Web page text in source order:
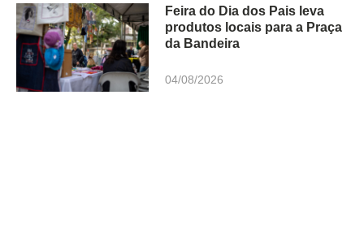
Feira do Dia dos Pais leva
produtos locais para a Praça
da Bandeira
04/08/2026